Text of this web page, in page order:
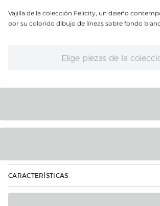
Vajilla de la colección Felicity, un diseño
por su colorido dibujo de líneas sobre fondo
Elige piezas de la
CARACTERÍSTICAS